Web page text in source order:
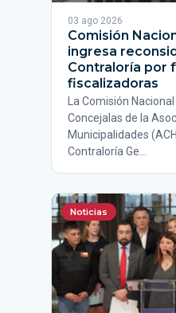
03 ago 2026
Comisión
ingresa
Contraloría por
fiscalizadoras
La Comisión
Concejalas de la
Municipalidades
Contraloría Ge…
Noticias